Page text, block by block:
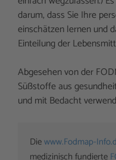
darum, dass Sie Ihre
einschätzen lernen und
Einteilung der
Abgesehen von der
Süßstoffe aus
und mit Bedacht
Die www.Fodmap-
medizinisch fundierte